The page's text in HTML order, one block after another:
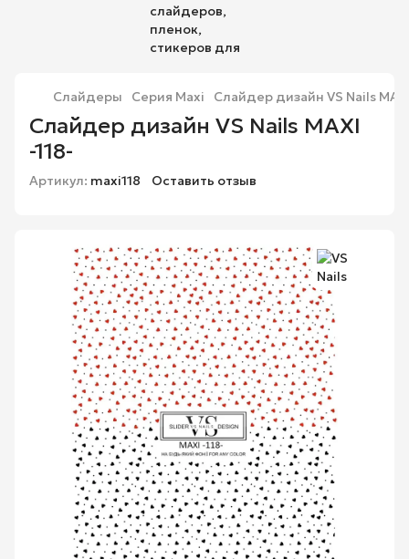
Слайдеры Серия Maxi Слайдер дизайн VS Nails
Слайдер дизайн VS Nails MAXI
-118-
Артикул: maxi118 Оставить отзыв